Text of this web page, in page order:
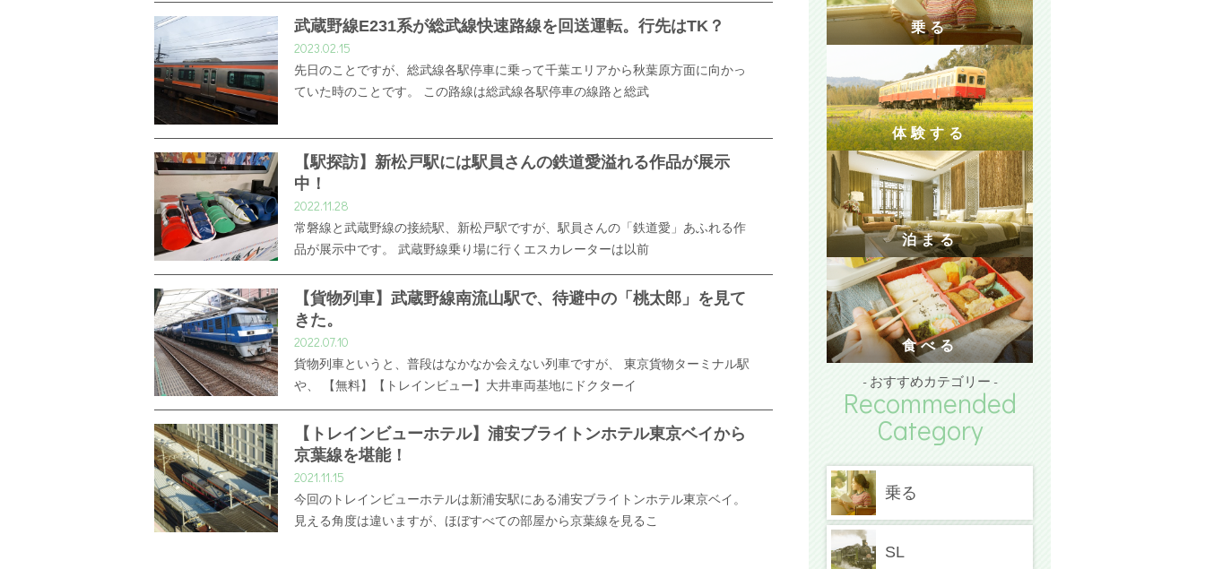
武蔵野線E231系が総武線快速路線を回送運転。行先はTK？
2023.02.15
先日のことですが、総武線各駅停車に乗って千葉エリアから秋葉原方面に向かっ
ていた時のことです。 この路線は総武線各駅停車の線路と総武
【駅探訪】新松戸駅には駅員さんの鉄道愛溢れる作品が展示
中！
2022.11.28
常磐線と武蔵野線の接続駅、新松戸駅ですが、駅員さんの「鉄道愛」あふれる作
品が展示中です。 武蔵野線乗り場に行くエスカレーターは以前
【貨物列車】武蔵野線南流山駅で、待避中の「桃太郎」を見て
きた。
2022.07.10
貨物列車というと、普段はなかなか会えない列車ですが、 東京貨物ターミナル駅
や、 【無料】【トレインビュー】大井車両基地にドクターイ
【トレインビューホテル】浦安ブライトンホテル東京ベイから
京葉線を堪能！
2021.11.15
今回のトレインビューホテルは新浦安駅にある浦安ブライトンホテル東京ベイ。
見える角度は違いますが、ほぼすべての部屋から京葉線を見るこ
乗る
体験する
泊まる
食べる
- おすすめカテゴリー -
Recommended
Category
乗る
SL